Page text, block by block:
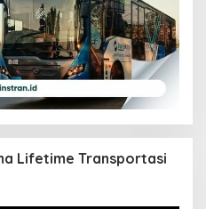
Lifetime Transportasi